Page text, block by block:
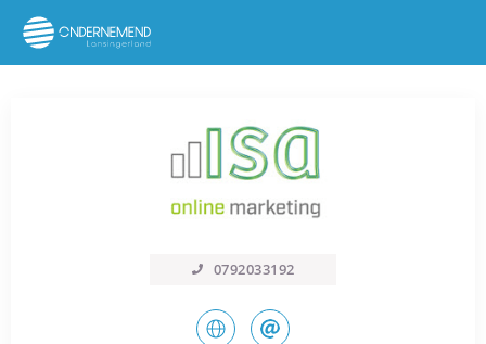
0792033192